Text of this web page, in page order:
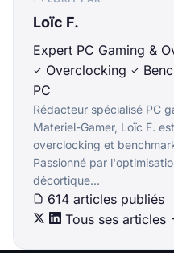
Loïc F.
Expert PC Gaming &
Overclocking
PC
Rédacteur spécialisé PC
Materiel-Gamer, Loïc F.
overclocking et
Passionné par
décortique...
614 articles publiés
Tous ses articles